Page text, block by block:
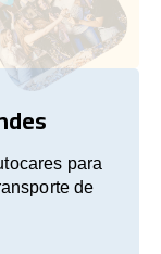
para
de